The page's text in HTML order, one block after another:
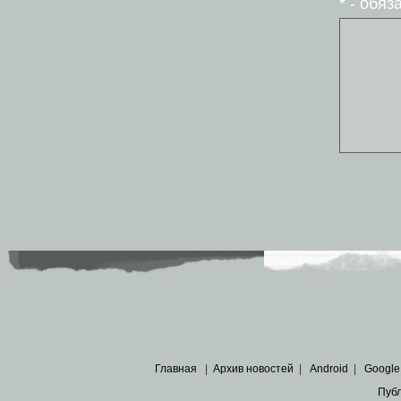
Главная | Архив новостей | Android | Google